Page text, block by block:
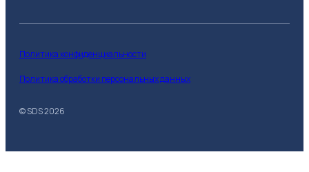
© SDS2026
Политика конфиденциальности
Политика обработки персональных данных